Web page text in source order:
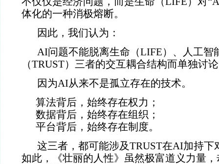
体化的一种消极熔断。
因此，我们认为：
AI问题不能脱离生命（LIFE）、人工智
（TRUST）三者的交互耦合结构而单独讨
因为AI从来不是孤立存在的技术。
算法背后，始终存在权力；
数据背后，始终存在组织；
平台背后，始终存在制度。
这三者，都可能涉及TRUST在AI加持下
如此，《壮丽的人性》虽然极富道义力量